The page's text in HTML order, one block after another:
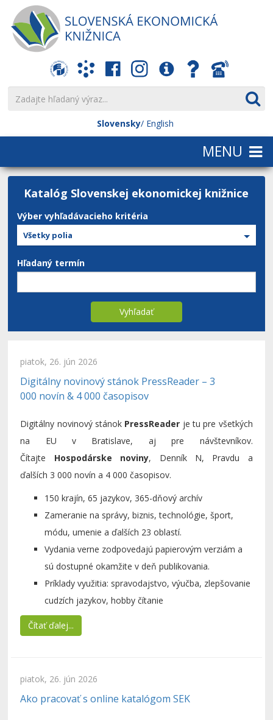
Slovensky English
Katalóg Slovenskej ekonomickej knižnice
Výber vyhľadávacieho kritéria
Všetky polia
Hľadaný termín
Vyhľadať
piatok, 26. jún 2026
Digitálny novinový stánok PressReader – 3
000 novín & 4 000 časopisov
Digitálny novinový stánok PressReader je tu pre všetkých
na EU v Bratislave, aj pre návštevníkov.
Čítajte Hospodárske noviny, Denník N, Pravdu a
ďalších 3 000 novín a 4 000 časopisov.
150 krajín, 65 jazykov, 365-dňový archív
Zameranie na správy, biznis, technológie, šport,
módu, umenie a ďalších 23 oblastí.
Vydania verne zodpovedajú papierovým verziám a
sú dostupné okamžite v deň publikovania.
Príklady využitia: spravodajstvo, výučba, zlepšovanie
cudzích jazykov, hobby čítanie
Čítať ďalej...
piatok, 26. jún 2026
Ako pracovať s online katalógom SEK